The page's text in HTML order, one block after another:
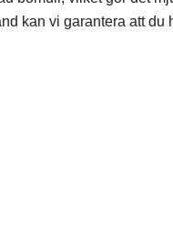
kan vi garantera att du